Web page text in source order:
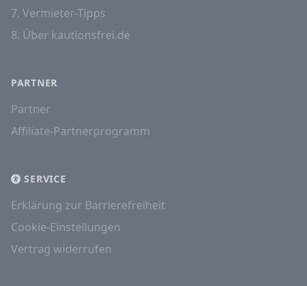
7. Vermieter-Tipps
8. Über kautionsfrei.de
PARTNER
Partner
Affiliate-Partnerprogramm
SERVICE
Erklärung zur Barrierefreiheit
Cookie-Einstellungen
Vertrag widerrufen